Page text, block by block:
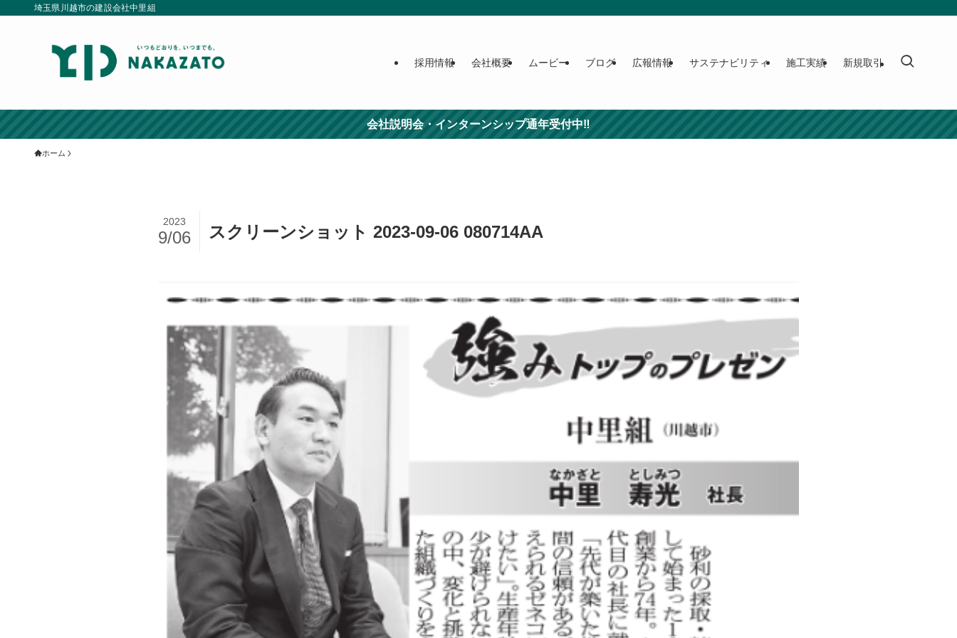
埼玉県川越市の建設会社中里組
採用情報 会社概要 ムービー ブログ 広報情報 サステナビリティ 施工実績 新規取引
会社説明会・インターンシップ通年受付中‼
ホーム
スクリーンショット 2023-09-06 080714AA
2023
9/06